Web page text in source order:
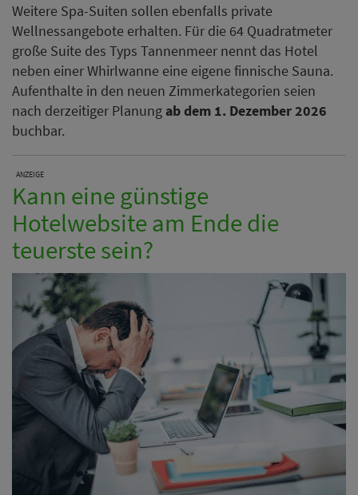
Weitere Spa-Suiten sollen ebenfalls private
Wellnessangebote erhalten. Für die 64 Quadratmeter
große Suite des Typs Tannenmeer nennt das Hotel
neben einer Whirlwanne eine eigene finnische Sauna.
Aufenthalte in den neuen Zimmerkategorien seien
nach derzeitiger Planung ab dem 1. Dezember 2026
buchbar.
ANZEIGE
Kann eine günstige
Hotelwebsite am Ende die
teuerste sein?